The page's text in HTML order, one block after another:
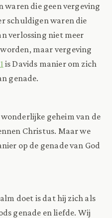
die geen vergeving
schuldigen waren die
verlossing niet meer
maar vergeving
is Davids manier om zich
genade.
geheim van de
Christus. Maar we
op de genade van God
doet is dat hij zich als
genade en liefde. Wij